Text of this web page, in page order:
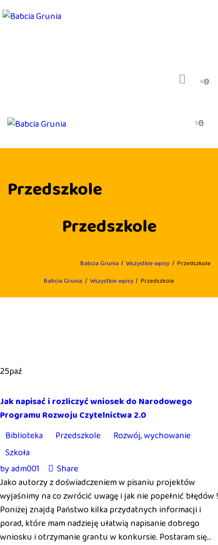
Przedszkole
Przedszkole
Babcia Grunia Wszystkie wpisy
Przedszkole
Babcia Grunia
Wszystkie wpisy Przedszkole
PIOSENKI
BLOG
25paź
Jak napisać i rozliczyć wniosek do Narodowego
Programu Rozwoju Czytelnictwa 2.0
Biblioteka
Przedszkole
Rozwój, wychowanie
Szkoła
byadm001
Share
Jako autorzy z doświadczeniem w pisaniu projektów
wyjaśnimy na co zwrócić uwagę i jak nie popełnić błędów !
Poniżej znajdą Państwo kilka przydatnych informacji i
porad, które mam nadzieję ułatwią napisanie dobrego
wniosku i otrzymanie grantu w konkursie. Postaram się…